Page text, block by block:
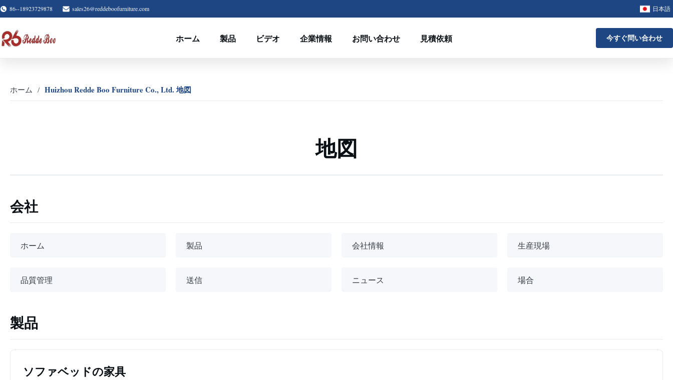
86--18923729878 sales26@reddeboofurniture.com 日本語
ホーム 製品 ビデオ 企業情報 お問い合わせ 見積依頼 今すぐ問い合わせ
ホーム Huizhou Redde Boo Furniture Co., Ltd. 地図
地図
会社
ホーム 製品 会社情報 生産現場
品質管理 送信 ニュース 場合
製品
ソファベッドの家具